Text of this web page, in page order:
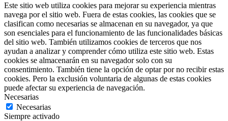
Este sitio web utiliza cookies para mejorar su experiencia mientras
navega por el sitio web. Fuera de estas cookies, las cookies que se
clasifican como necesarias se almacenan en su navegador, ya que
son esenciales para el funcionamiento de las funcionalidades básicas
del sitio web. También utilizamos cookies de terceros que nos
ayudan a analizar y comprender cómo utiliza este sitio web. Estas
cookies se almacenarán en su navegador solo con su
consentimiento. También tiene la opción de optar por no recibir estas
cookies. Pero la exclusión voluntaria de algunas de estas cookies
puede afectar su experiencia de navegación.
Necesarias
Necesarias
Siempre activado